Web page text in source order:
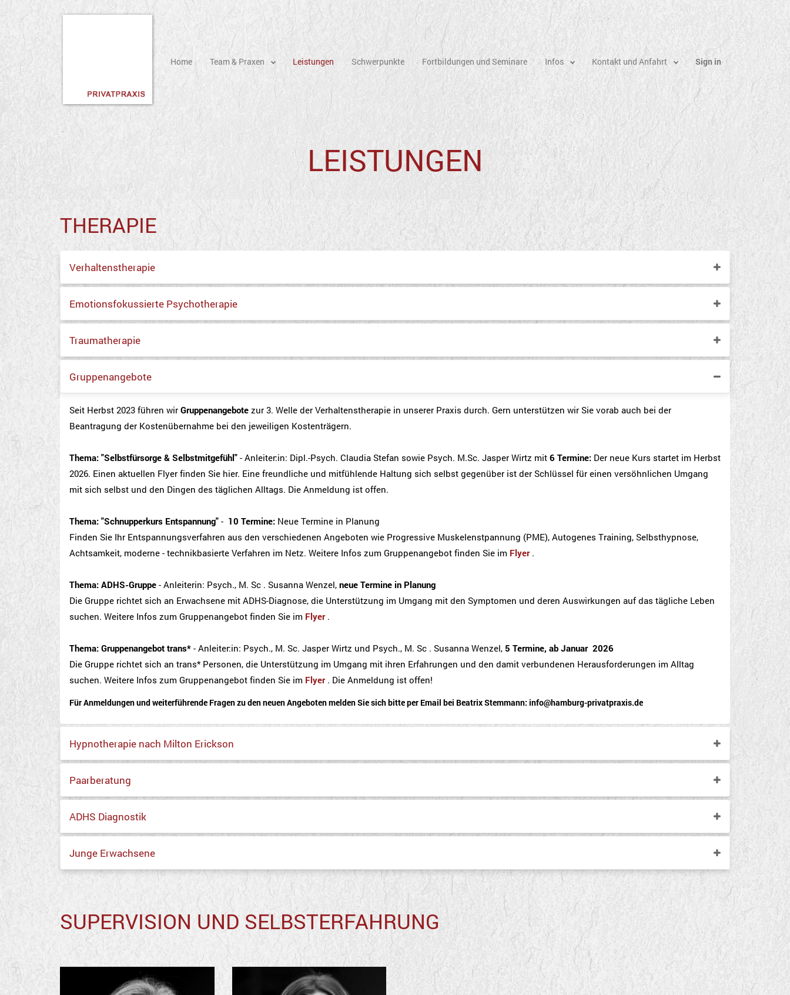
Home Team & Praxen Leistungen Schwerpunkte Fortbildungen und Seminare Infos Kontakt und Anfahrt Sign in
LEISTUNGEN
THERAPIE
Verhaltenstherapie
Emotionsfokussierte Psychotherapie
Traumatherapie
Gruppenangebote
Seit Herbst 2023 führen wir Gruppenangebote zur 3. Welle der Verhaltenstherapie in unserer Praxis durch. Gern unterstützen wir Sie vorab auch bei der
Beantragung der Kostenübernahme bei den jeweiligen Kostenträgern.
Thema: "Selbstfürsorge & Selbstmitgefühl" - Anleiter:in: Dipl.-Psych. Claudia Stefan sowie Psych. M.Sc. Jasper Wirtz mit 6 Termine: Der neue Kurs startet im Herbst
2026. Einen aktuellen Flyer finden Sie hier. Eine freundliche und mitfühlende Haltung sich selbst gegenüber ist der Schlüssel für einen versöhnlichen Umgang
mit sich selbst und den Dingen des täglichen Alltags. Die Anmeldung ist offen.
Thema: "Schnupperkurs Entspannung" - 10 Termine: Neue Termine in Planung
Finden Sie Ihr Entspannungsverfahren aus den verschiedenen Angeboten wie Progressive Muskelenstpannung (PME), Autogenes Training, Selbsthypnose,
Achtsamkeit, moderne - technikbasierte Verfahren im Netz. Weitere Infos zum Gruppenangebot finden Sie im Flyer .
Thema: ADHS-Gruppe - Anleiterin: Psych., M. Sc . Susanna Wenzel, neue Termine in Planung
Die Gruppe richtet sich an Erwachsene mit ADHS-Diagnose, die Unterstützung im Umgang mit den Symptomen und deren Auswirkungen auf das tägliche Leben
suchen. Weitere Infos zum Gruppenangebot finden Sie im Flyer .
Thema: Gruppenangebot trans* - Anleiter:in: Psych., M. Sc. Jasper Wirtz und Psych., M. Sc . Susanna Wenzel, 5 Termine, ab Januar 2026
Die Gruppe richtet sich an trans* Personen, die Unterstützung im Umgang mit ihren Erfahrungen und den damit verbundenen Herausforderungen im Alltag
suchen. Weitere Infos zum Gruppenangebot finden Sie im Flyer . Die Anmeldung ist offen!
Für Anmeldungen und weiterführende Fragen zu den neuen Angeboten melden Sie sich bitte per Email bei Beatrix Stemmann: info@hamburg-privatpraxis.de
Hypnotherapie nach Milton Erickson
Paarberatung
ADHS Diagnostik
Junge Erwachsene
SUPERVISION UND SELBSTERFAHRUNG